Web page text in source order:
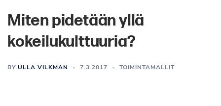
Miten pidetään yllä
kokeilukulttuuria?
BY ULLA VILKMAN 7.3.2017 TOIMINTAMALLIT